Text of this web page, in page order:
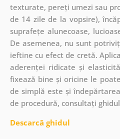
texturate, pereți umezi sau
de 14 zile de la vopsire),
suprafețe alunecoase,
De asemenea, nu sunt
ieftine cu efect de cretă.
aderenței ridicate și
fixează bine și oricine le
de simplă este și
de procedură, consultați
Descarcă ghidul